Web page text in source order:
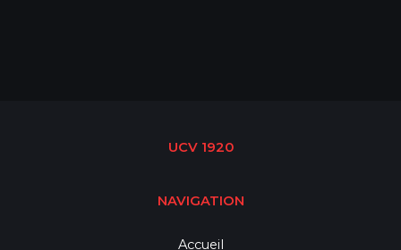
UCV 1920
NAVIGATION
Accueil